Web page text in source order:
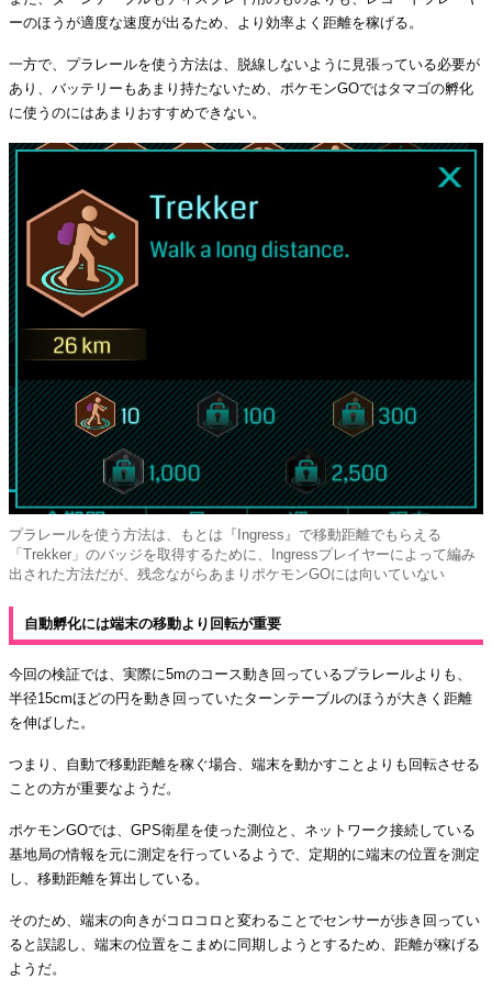
ーのほうが適度な速度が出るため、より効率よく距離を稼げる。
一方で、プラレールを使う方法は、脱線しないように見張っている必要が
あり、バッテリーもあまり持たないため、ポケモンGOではタマゴの孵化
に使うのにはあまりおすすめできない。
プラレールを使う方法は、もとは『Ingress』で移動距離でもらえる
「Trekker」のバッジを取得するために、Ingressプレイヤーによって編み
出された方法だが、残念ながらあまりポケモンGOには向いていない
自動孵化には端末の移動より回転が重要
今回の検証では、実際に5mのコース動き回っているプラレールよりも、
半径15cmほどの円を動き回っていたターンテーブルのほうが大きく距離
を伸ばした。
つまり、自動で移動距離を稼ぐ場合、端末を動かすことよりも回転させる
ことの方が重要なようだ。
ポケモンGOでは、GPS衛星を使った測位と、ネットワーク接続している
基地局の情報を元に測定を行っているようで、定期的に端末の位置を測定
し、移動距離を算出している。
そのため、端末の向きがコロコロと変わることでセンサーが歩き回ってい
ると誤認し、端末の位置をこまめに同期しようとするため、距離が稼げる
ようだ。